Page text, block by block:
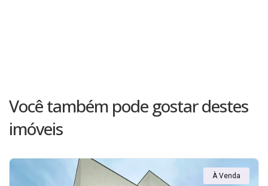
Você também pode gostar destes
imóveis
À Venda